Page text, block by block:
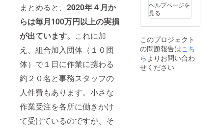
まとめると、 2020年４月か
らは毎月100万円以上の実損
が出ています。 これに加
え、組合加入団体（１０団
体）で１日に作業に携わる
約２０名と事務スタッフの
人件費もあります。小さな
作業受注を各所に働きかけ
て受けているのですが、そ
ヘルプページを
見る
このプロジェクト
の問題報告はこち
らよりお問い合わ
せください